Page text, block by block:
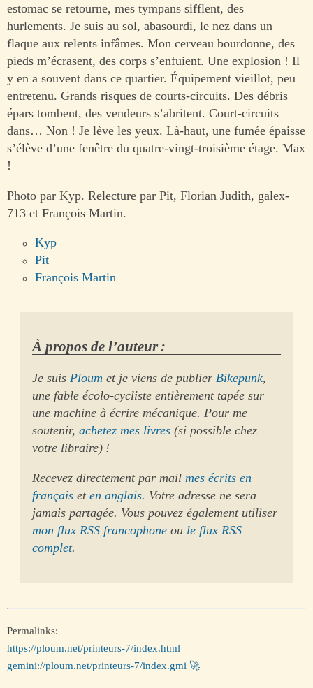
estomac se retourne, mes tympans sifflent, des
hurlements. Je suis au sol, abasourdi, le nez dans un
flaque aux relents infâmes. Mon cerveau bourdonne, des
pieds m’écrasent, des corps s’enfuient. Une explosion ! Il
y en a souvent dans ce quartier. Équipement vieillot, peu
entretenu. Grands risques de courts-circuits. Des débris
épars tombent, des vendeurs s’abritent. Court-circuits
dans… Non ! Je lève les yeux. Là-haut, une fumée épaisse
s’élève d’une fenêtre du quatre-vingt-troisième étage. Max
!
Photo par Kyp. Relecture par Pit, Florian Judith, galex-
713 et François Martin.
Kyp
Pit
François Martin
À propos de l’auteur :
Je suisPloum et je viens de publierBikepunk,
une fable écolo-cycliste entièrement tapée sur
une machine à écrire mécanique. Pour me
soutenir,achetez mes livres (si possible chez
votre libraire) !
Recevez directement par mailmes écrits en
français eten anglais. Votre adresse ne sera
jamais partagée. Vous pouvez également utiliser
mon flux RSS francophone ou le flux RSS
complet.
Permalinks:
https://ploum.net/printeurs-7/index.html
gemini://ploum.net/printeurs-7/index.gmi